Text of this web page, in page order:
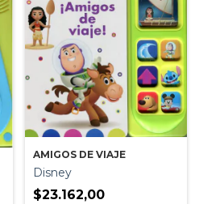
AMIGOS DE VIAJE
Disney
$23.162,00